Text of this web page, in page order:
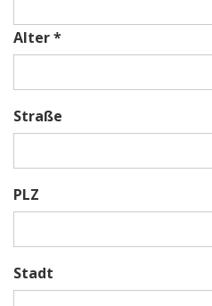
Alter *
Straße
PLZ
Stadt